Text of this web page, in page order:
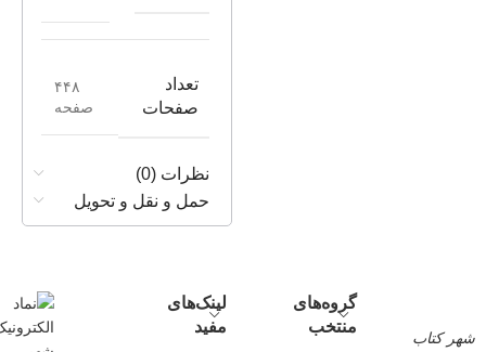
تعداد
صفحات
۴۴۸
صفحه
نظرات (0)
حمل و نقل و تحویل
شهر کتاب
گروه‌های
منتخب
لینک‌های
مفید